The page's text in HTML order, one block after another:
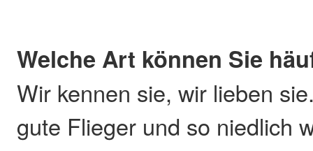
Welche Art können Sie
Wir kennen sie, wir lieben
gute Flieger und so niedlich